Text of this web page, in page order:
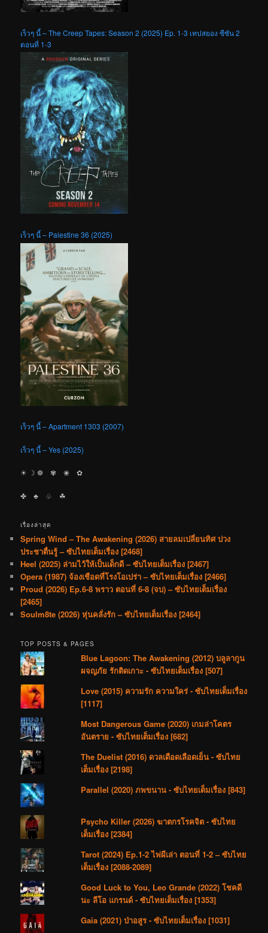
เร็วๆ นี้ – The Creep Tapes: Season 2 (2025) Ep. 1-3 เทปสยอง ซีซัน 2
ตอนที่ 1-3
เร็วๆ นี้ – Palestine 36 (2025)
เร็วๆ นี้ – Apartment 1303 (2007)
เร็วๆ นี้ – Yes (2025)
☀︎ ☽ ❁ ✾ ❀ ✿
✤ ♣︎ ♧ ☘︎
เรื่องล่าสุด
Spring Wind – The Awakening (2026) สายลมเปลี่ยนทิศ ปวง
ประชาตื่นรู้ – ซับไทยเต็มเรื่อง [2468]
Heel (2025) ล่ามไว้ให้เป็นเด็กดี – ซับไทยเต็มเรื่อง [2467]
Opera (1987) จ้องเชือดที่โรงโอเปร่า – ซับไทยเต็มเรื่อง [2466]
Proud (2026) Ep.6-8 พราว ตอนที่ 6-8 (จบ) – ซับไทยเต็มเรื่อง
[2465]
Soulm8te (2026) หุ่นคลั่งรัก – ซับไทยเต็มเรื่อง [2464]
TOP POSTS & PAGES
Blue Lagoon: The Awakening (2012) บลูลากูน
ผจญภัย รักติดเกาะ - ซับไทยเต็มเรื่อง [507]
Love (2015) ความรัก ความใคร่ - ซับไทยเต็มเรื่อง
[1117]
Most Dangerous Game (2020) เกมล่าโคตร
อันตราย - ซับไทยเต็มเรื่อง [682]
The Duelist (2016) ดวลเดือดเลือดเย็น - ซับไทย
เต็มเรื่อง [2198]
Parallel (2020) ภพขนาน - ซับไทยเต็มเรื่อง [843]
Psycho Killer (2026) ฆาตกรโรคจิต - ซับไทย
เต็มเรื่อง [2384]
Tarot (2024) Ep.1-2 ไพ่ผีเล่า ตอนที่ 1-2 – ซับไทย
เต็มเรื่อง [2088-2089]
Good Luck to You, Leo Grande (2022) โชคดี
นะ ลีโอ แกรนด์ - ซับไทยเต็มเรื่อง [1353]
Gaia (2021) ป่าอสูร - ซับไทยเต็มเรื่อง [1031]